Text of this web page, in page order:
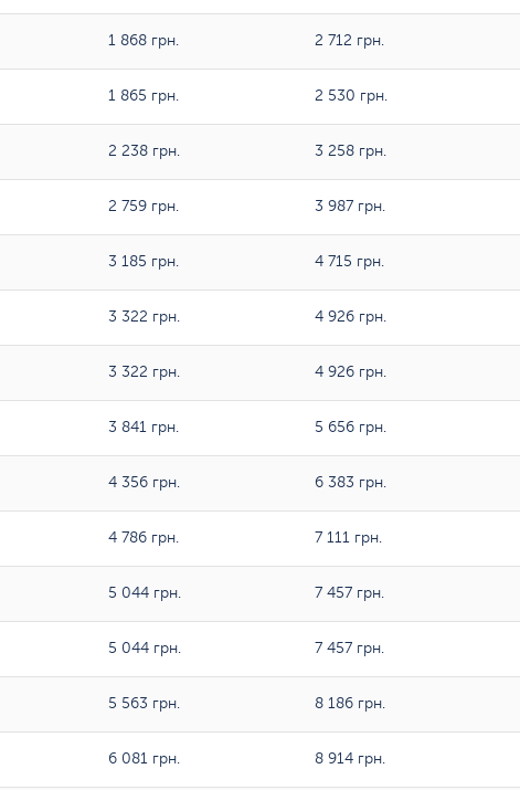
1 868 грн. 2 712 грн.
1 865 грн. 2 530 грн.
2 238 грн. 3 258 грн.
2 759 грн. 3 987 грн.
3 185 грн. 4 715 грн.
3 322 грн. 4 926 грн.
3 322 грн. 4 926 грн.
3 841 грн. 5 656 грн.
4 356 грн. 6 383 грн.
4 786 грн. 7 111 грн.
5 044 грн. 7 457 грн.
5 044 грн. 7 457 грн.
5 563 грн. 8 186 грн.
6 081 грн. 8 914 грн.